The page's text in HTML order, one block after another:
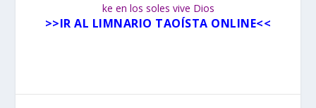
ke en los soles vive Dios
>>IR AL LIMNARIO TAOÍSTA ONLINE<<